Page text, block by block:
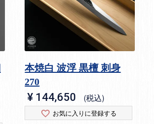
本焼白 波浮 黒檀 刺身
270
¥ 144,650 税込
お気に入りに登録する